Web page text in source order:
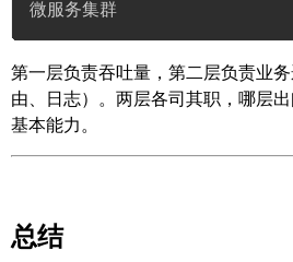
微服务集群
第一层负责吞吐量，第二层负责业
由、日志）。两层各司其职，哪层
基本能力。
总结